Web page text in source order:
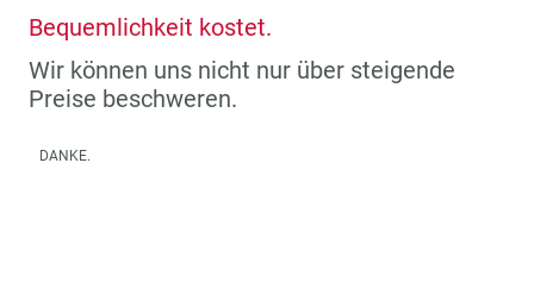
Bequemlichkeit kostet.
Wir können uns nicht nur über steigende
Preise beschweren.
DANKE.